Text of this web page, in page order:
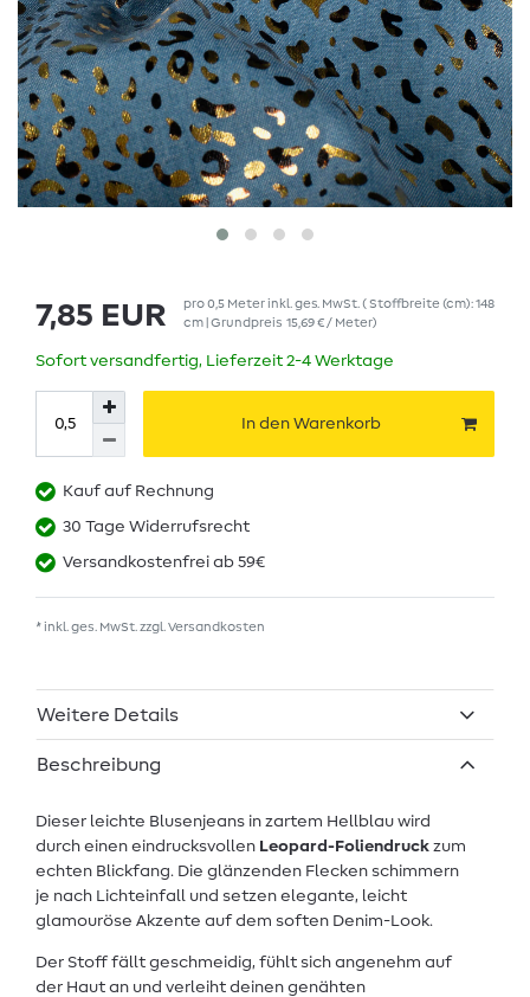
7,85 EUR pro0,5 Meter inkl. ges. MwSt.( Stoffbreite (cm): 148
cm | Grundpreis 15,69 € / Meter)
Sofort versandfertig, Lieferzeit 2-4 Werktage
In den Warenkorb
Kauf auf Rechnung
30 Tage Widerrufsrecht
Versandkostenfrei ab 59€
* inkl. ges. MwSt. zzgl.Versandkosten
Weitere Details
Beschreibung
Dieser leichte Blusenjeans in zartem Hellblau wird
durch einen eindrucksvollen Leopard-Foliendruck zum
echten Blickfang. Die glänzenden Flecken schimmern
je nach Lichteinfall und setzen elegante, leicht
glamouröse Akzente auf dem soften Denim-Look.
Der Stoff fällt geschmeidig, fühlt sich angenehm auf
der Haut an und verleiht deinen genähten